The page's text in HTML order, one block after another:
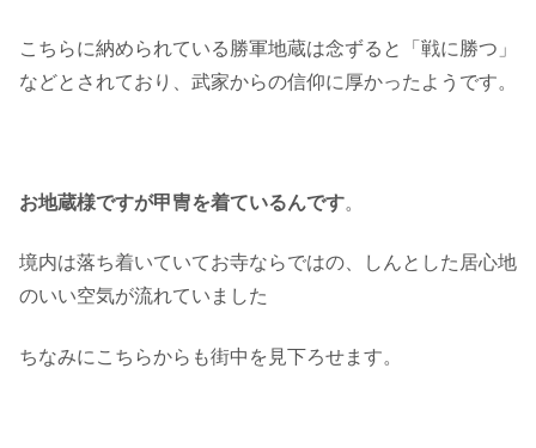
こちらに納められている勝軍地蔵は念ずると「戦に勝つ」
などとされており、武家からの信仰に厚かったようです。
お地蔵様ですが甲冑を着ているんです。
境内は落ち着いていてお寺ならではの、しんとした居心地
のいい空気が流れていました
ちなみにこちらからも街中を見下ろせます。